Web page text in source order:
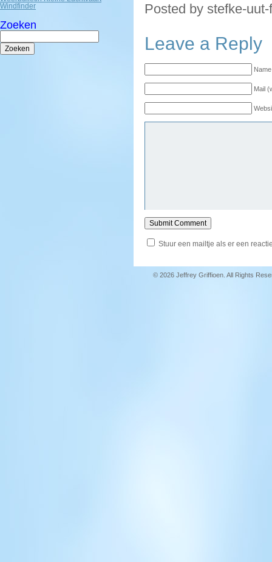
Windfinder
Zoeken
Zoeken
naar:
Posted by stefke-
Leave a Reply
Mail
Stuur een mailtje als er een
© 2026 Jeffrey Griffioen. All Rights